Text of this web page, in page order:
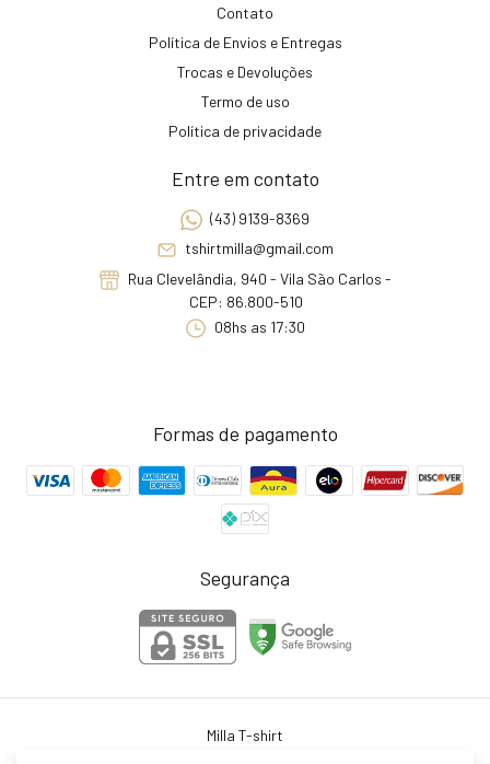
Contato
Política de Envios e Entregas
Trocas e Devoluções
Termo de uso
Política de privacidade
Entre em contato
(43) 9139-8369
tshirtmilla@gmail.com
Rua Clevelândia, 940 - Vila São Carlos -
CEP: 86.800-510
08hs as 17:30
Formas de pagamento
Segurança
Milla T-shirt